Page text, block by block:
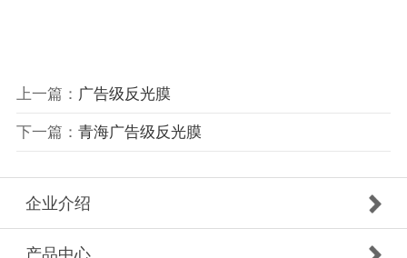
上一篇： 广告级反光膜
下一篇： 青海广告级反光膜
企业介绍